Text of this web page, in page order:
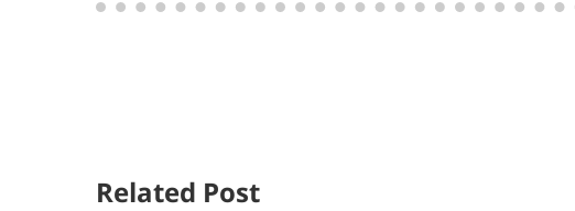
Related Post